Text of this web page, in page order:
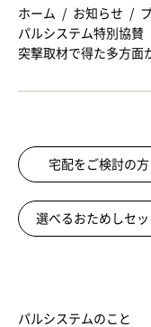
ホーム お知らせ
パルシステム特別協賛
突撃取材で得た多方面
宅配をご検討の方
選べるおためしセッ
パルシステムのこと